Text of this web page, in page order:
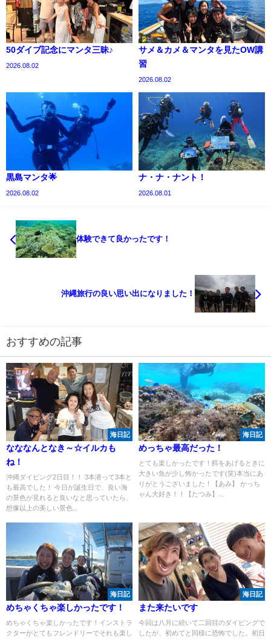
50ダイブ記念にマンタ三昧♪
2026.08.02
サメ＆カメ＆マンタを見たOW講
習
2026.08.02
黒島マンタ🌟
2026.08.02
ナ・ナ・ナント！
2026.08.01
体験できて良かったです！
沖縄旅行の良い思い出になりました！
おすすめの記事
海日記
なななんとなき～☆イルカも
ね！
沖縄ダイビング2日目！！ 3本潜って3本と
も最高でした！ 今日が誕生日で、良い海
の景色が見れると良いなと思っていたら、
想像以上の美しい景色...
海日記
めっちゃ最高だった！
とても楽しかったです！餌をあげるときに
大きい魚が少し怖かったです(笑)本当にあ
りがとうございました！【あみ】 かっち
ゃん大好き！！【たつみ】...
海日記
めちゃくちゃ楽しかったです！
めちゃくちゃ楽しかったです！インストラ
クターがとてもフレンドリーでそれも楽し
海日記
また来たいです
今回は八月に続いて二回目のダイビングで
したが、初めてと同様に恐怖でした。初日